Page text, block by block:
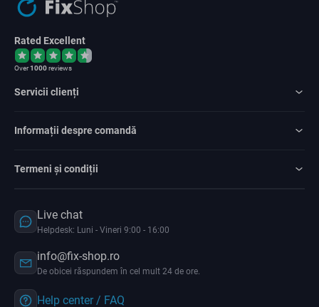
Rated Excellent
Over1000reviews
Servicii clienți
Informații despre comandă
Termeni și condiții
Live chat
Helpdesk: Luni - Vineri 9:00 - 16:00
info@fix-shop.ro
De obicei răspundem în cel mult 24 de ore.
Help center / FAQ